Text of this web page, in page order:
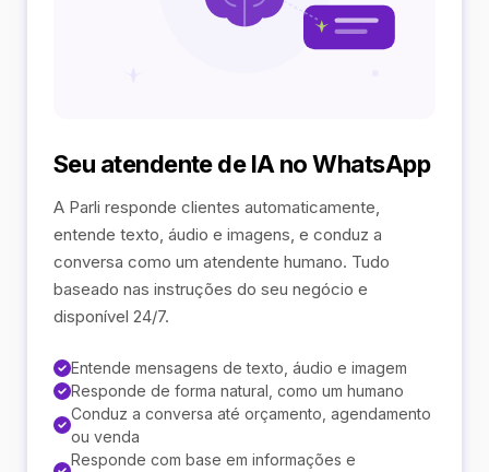
Seu atendente de IA no WhatsApp
A Parli responde clientes automaticamente,
entende texto, áudio e imagens, e conduz a
conversa como um atendente humano. Tudo
baseado nas instruções do seu negócio e
disponível 24/7.
Entende mensagens de texto, áudio e imagem
Responde de forma natural, como um humano
Conduz a conversa até orçamento, agendamento
ou venda
Responde com base em informações e